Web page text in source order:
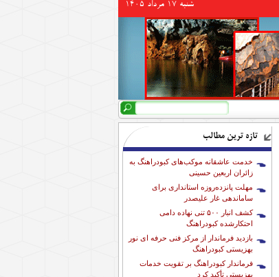
شنبه 17 مرداد 1405
فرم جستجو
جستجو
تازه ترین مطالب
خدمت عاشقانه موکب‌های کبودراهنگ به
زائران اربعین حسینی
مهلت پانزده‌روزه استانداری برای
ساماندهی غار علیصدر
کشف انبار ۵۰۰ تنی نهاده دامی
احتکارشده کبودراهنگ
بازدید فرماندار از مرکز فنی حرفه ای نور
بهزیستی کبودراهنگ
فرماندار کبودراهنگ بر تقویت خدمات
بهزیستی تأکید کرد